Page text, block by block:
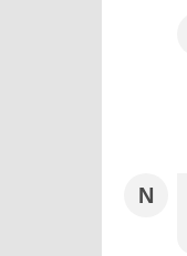
N